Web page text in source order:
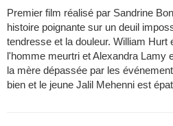
Premier film réalisé par Sandrine
histoire poignante sur un deuil
tendresse et la douleur. William Hurt
l'homme meurtri et Alexandra Lamy
la mère dépassée par les
bien et le jeune Jalil Mehenni est